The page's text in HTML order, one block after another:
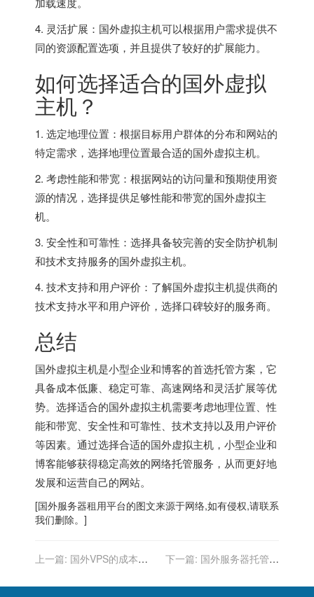
4. 灵活扩展：国外虚拟主机可以根据用户需求提供不
同的资源配置选项，并且提供了较好的扩展能力。
如何选择适合的国外虚拟
主机？
1. 选定地理位置：根据目标用户群体的分布和网站的
特定需求，选择地理位置最合适的国外虚拟主机。
2. 考虑性能和带宽：根据网站的访问量和预期使用资
源的情况，选择提供足够性能和带宽的国外虚拟主
机。
3. 安全性和可靠性：选择具备较完善的安全防护机制
和技术支持服务的国外虚拟主机。
4. 技术支持和用户评价：了解国外虚拟主机提供商的
技术支持水平和用户评价，选择口碑较好的服务商。
总结
国外虚拟主机是小型企业和博客的首选托管方案，它
具备成本低廉、稳定可靠、高速网络和灵活扩展等优
势。选择适合的国外虚拟主机需要考虑地理位置、性
能和带宽、安全性和可靠性、技术支持以及用户评价
等因素。通过选择合适的国外虚拟主机，小型企业和
博客能够获得稳定高效的网络托管服务，从而更好地
发展和运营自己的网站。
[国外服务器租用平台的图文来源于网络,如有侵权,请联系
我们删除。]
上一篇: 国外VPS的成本效
下一篇: 国外服务器托管服